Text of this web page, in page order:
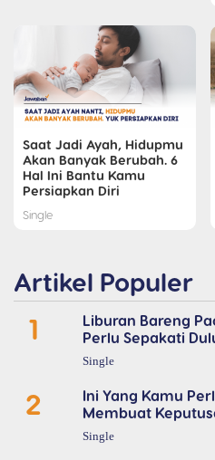
Saat Jadi Ayah, Hidupmu
Akan Banyak Berubah. 6
Hal Ini Bantu Kamu
Persiapkan Diri
Single
Artikel Populer
1
Liburan Bareng
Perlu Sepakati
Single
2
Ini Yang Kamu
Membuat
Single